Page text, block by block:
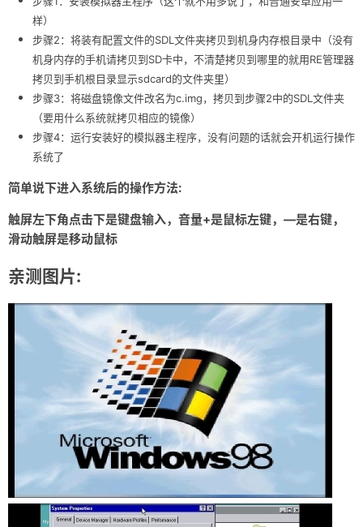
样）
步骤2：将装有配置文件的SDL文件夹拷贝到机身内存根目录中（没有
机身内存的手机请拷贝到SD卡中，不清楚拷贝到哪里的就用RE管理器
拷贝到手机根目录显示sdcard的文件夹里）
步骤3：将磁盘镜像文件改名为c.img，拷贝到步骤2中的SDL文件夹
（要用什么系统就拷贝相应的镜像）
步骤4：运行安装好的模拟器主程序，没有问题的话就会开机运行操作
系统了
简单说下进入系统后的操作方法:
触屏左下角点击下是键盘输入，音量+是鼠标左键，—是右键，
滑动触屏是移动鼠标
亲测图片: